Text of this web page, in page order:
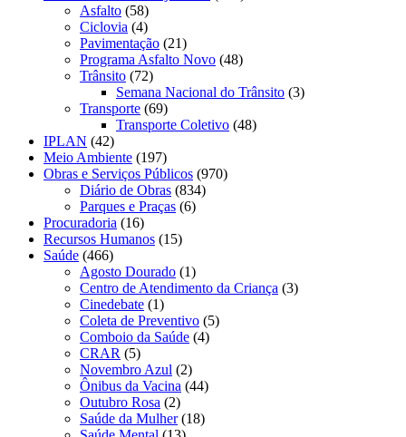
Asfalto (58)
Ciclovia (4)
Pavimentação (21)
Programa Asfalto Novo (48)
Trânsito (72)
Semana Nacional do Trânsito (3)
Transporte (69)
Transporte Coletivo (48)
IPLAN (42)
Meio Ambiente (197)
Obras e Serviços Públicos (970)
Diário de Obras (834)
Parques e Praças (6)
Procuradoria (16)
Recursos Humanos (15)
Saúde (466)
Agosto Dourado (1)
Centro de Atendimento da Criança (3)
Cinedebate (1)
Coleta de Preventivo (5)
Comboio da Saúde (4)
CRAR (5)
Novembro Azul (2)
Ônibus da Vacina (44)
Outubro Rosa (2)
Saúde da Mulher(18)